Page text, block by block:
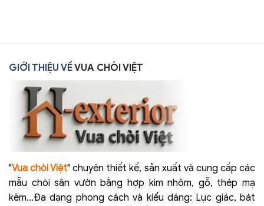
GIỚI THIỆU VỀVUA CHÒI VIỆT
"Vua chòi Việt" chuyên thiết kế, sản xuất và cung cấp các
mẫu chòi sân vườn bằng hợp kim nhôm, gỗ, thép mạ
kẽm...Đa dạng phong cách và kiểu dáng: Lục giác, bát